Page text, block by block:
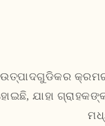
ଉତ୍ପାଦଗୁଡିକର
ଯାହା